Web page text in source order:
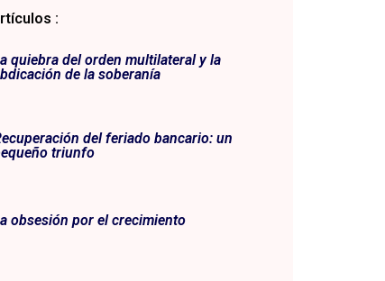
:
quiebra del orden multilateral y la
de la soberanía
del feriado bancario: un
triunfo
obsesión por el crecimiento